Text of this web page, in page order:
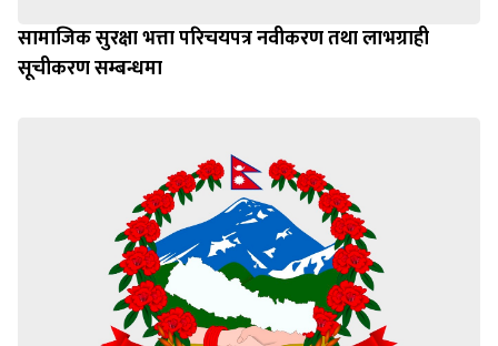
सामाजिक सुरक्षा भत्ता परिचयपत्र नवीकरण तथा लाभग्राही
सूचीकरण सम्बन्धमा